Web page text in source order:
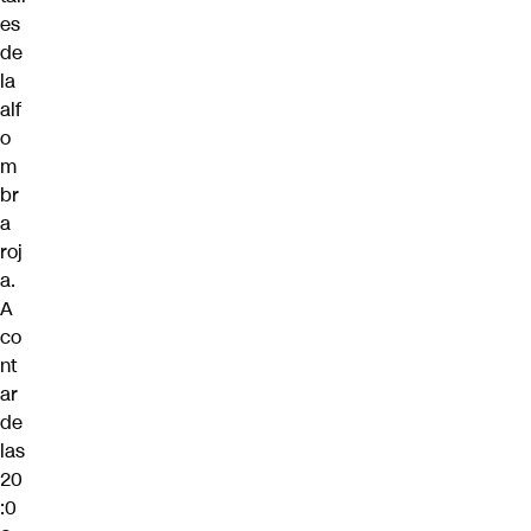
es
de
la
alf
o
m
br
a
roj
a.
A
co
nt
ar
de
las
20
:0